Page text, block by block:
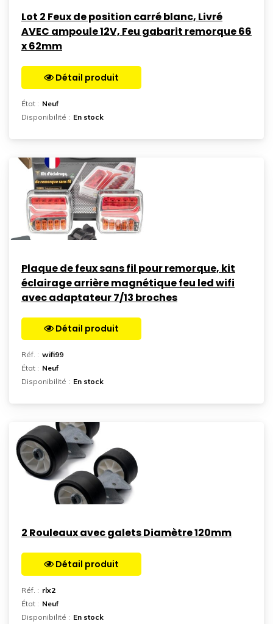
Lot 2 Feux de position carré blanc, Livré
AVEC ampoule 12V, Feu gabarit remorque 66
x 62mm
Détail produit
Aller sur la page
État : Neuf
Disponibilité : En stock
Plaque de feux sans fil pour remorque, kit
éclairage arrière magnétique feu led wifi
avec adaptateur 7/13 broches
Détail produit
Réf. : wifi99
État : Neuf
Disponibilité : En stock
2 Rouleaux avec galets Diamètre 120mm
Détail produit
Aller sur la page
Réf. : rlx2
État : Neuf
Disponibilité : En stock